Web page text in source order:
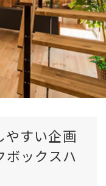
やすい企画
ボックスハ